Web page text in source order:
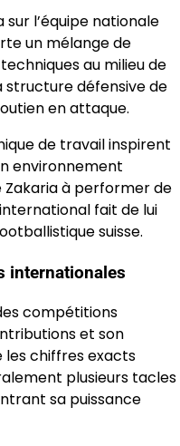
sur l’équipe nationale
un mélange de
au milieu de
structure défensive de
en attaque.
de travail inspirent
environnement
Zakaria à performer de
fait de lui
suisse.
internationales
compétitions
et son
les chiffres exacts
plusieurs tacles
sa puissance